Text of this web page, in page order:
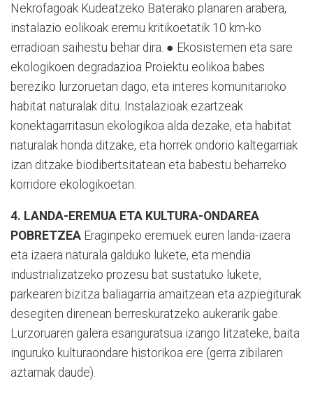
Nekrofagoak Kudeatzeko Baterako planaren arabera,
instalazio eolikoak eremu kritikoetatik 10 km-ko
erradioan saihestu behar dira. ● Ekosistemen eta sare
ekologikoen degradazioa Proiektu eolikoa babes
bereziko lurzoruetan dago, eta interes komunitarioko
habitat naturalak ditu. Instalazioak ezartzeak
konektagarritasun ekologikoa alda dezake, eta habitat
naturalak honda ditzake, eta horrek ondorio kaltegarriak
izan ditzake biodibertsitatean eta babestu beharreko
korridore ekologikoetan.
4. LANDA-EREMUA ETA KULTURA-ONDAREA
POBRETZEA Eraginpeko eremuek euren landa-izaera
eta izaera naturala galduko lukete, eta mendia
industrializatzeko prozesu bat sustatuko lukete,
parkearen bizitza baliagarria amaitzean eta azpiegiturak
desegiten direnean berreskuratzeko aukerarik gabe.
Lurzoruaren galera esanguratsua izango litzateke, baita
inguruko kulturaondare historikoa ere (gerra zibilaren
aztarnak daude).